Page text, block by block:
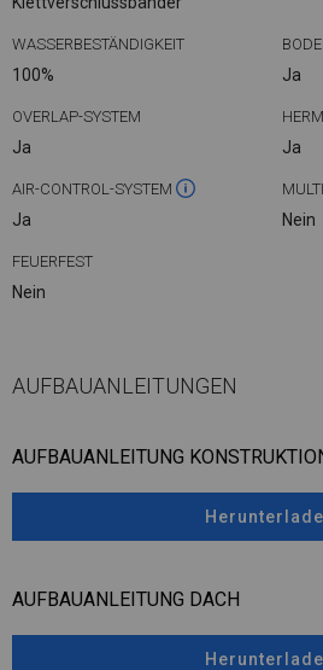
WASSERBESTÄNDIGKEIT
100% Ja
OVERLAP-SYSTEM
Ja Ja
AIR-CONTROL-SYSTEM
Ja Nein
FEUERFEST
Nein
AUFBAUANLEITUNGEN
AUFBAUANLEITUNG
AUFBAUANLEITUNG DACH